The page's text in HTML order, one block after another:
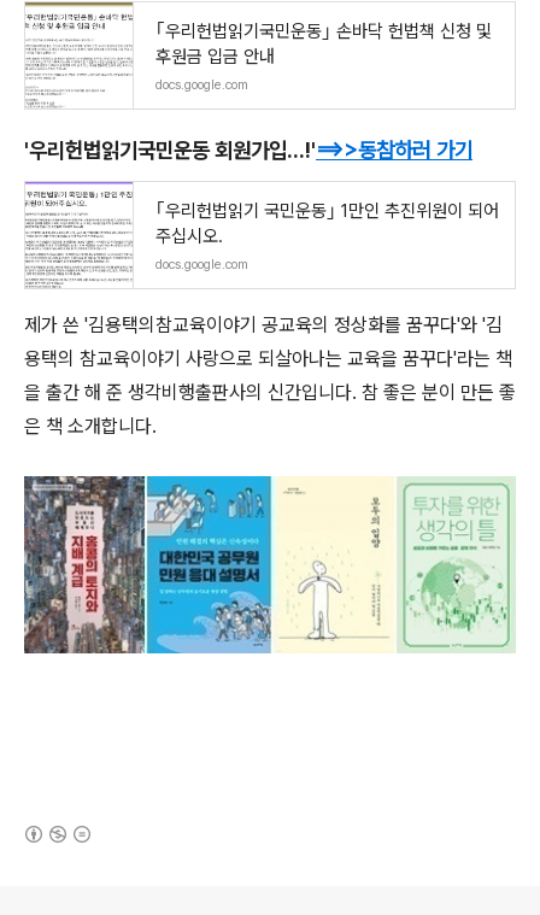
｢우리헌법읽기국민운동｣ 손바닥 헌법책 신청 및
후원금 입금 안내
docs.google.com
'우리헌법읽기국민운동 회원가입...!'==>>동참하러 가기
｢우리헌법읽기 국민운동｣ 1만인 추진위원이 되어
주십시오.
docs.google.com
제가 쓴 '김용택의참교육이야기 공교육의 정상화를 꿈꾸다'와 '김
용택의 참교육이야기 사랑으로 되살아나는 교육을 꿈꾸다'라는 책
을 출간 해 준 생각비행출판사의 신간입니다. 참 좋은 분이 만든 좋
은 책 소개합니다.